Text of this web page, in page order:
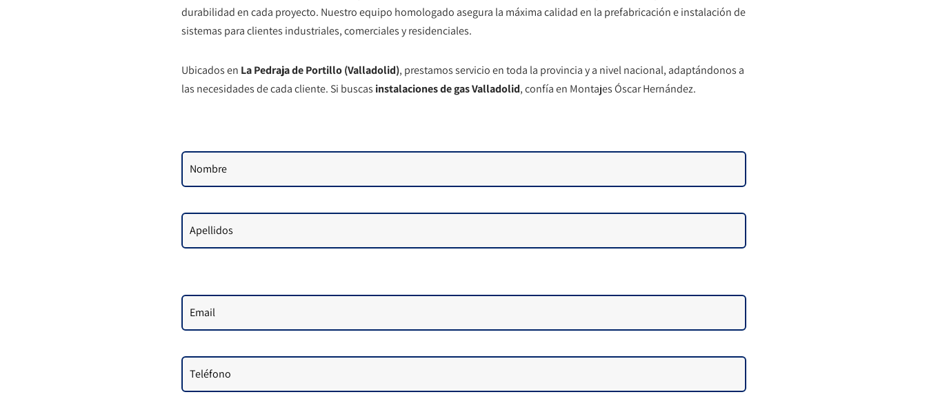
durabilidad en cada proyecto. Nuestro equipo homologado asegura la máxima calidad en la prefabricación e instalación de
sistemas para clientes industriales, comerciales y residenciales.
Ubicados en La Pedraja de Portillo (Valladolid), prestamos servicio en toda la provincia y a nivel nacional, adaptándonos a
las necesidades de cada cliente. Si buscas instalaciones de gas Valladolid, confía en Montajes Óscar Hernández.